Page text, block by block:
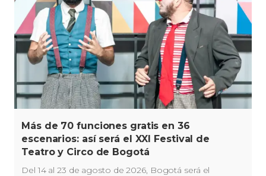
Más de 70 funciones gratis en 36
escenarios: así será el XXI Festival de
Teatro y Circo de Bogotá
Del 14 al 23 de agosto de 2026, Bogotá será el